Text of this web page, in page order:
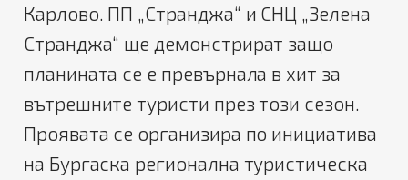
Карлово. ПП „Странджа“ и СНЦ „Зелена
Странджа“ ще демонстрират защо
планината се е превърнала в хит за
вътрешните туристи през този сезон.
Проявата се организира по инициатива
на Бургаска регионална туристическа